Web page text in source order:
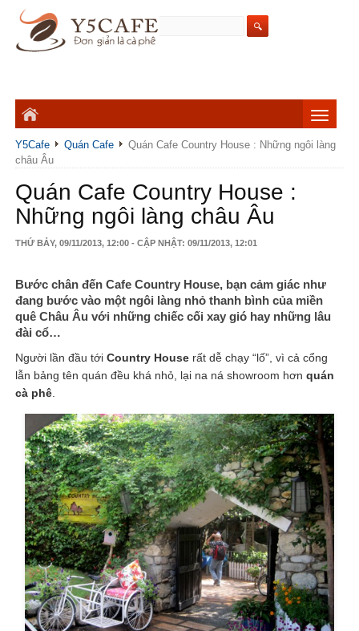
Y5Cafe Quán Cafe
Quán Cafe Country House : Những ngôi làng
châu Âu
Quán Cafe Country House :
Những ngôi làng châu Âu
THỨ BẢY, 09/11/2013, 12:00 - CẬP NHẬT: 09/11/2013, 12:01
Bước chân đến Cafe Country House, bạn cảm giác như
đang bước vào một ngôi làng nhỏ thanh bình của miền
quê Châu Âu với những chiếc cối xay gió hay những lâu
đài cổ…
Người lần đầu tớiCountry House rất dễ chạy “lố”, vì cả cổng
lẫn bảng tên quán đều khá nhỏ, lại na ná showroom hơnquán
cà phê